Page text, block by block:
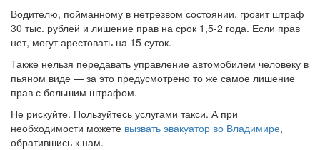
Водителю, пойманному в нетрезвом состоянии, грозит штраф
30 тыс. рублей и лишение прав на срок 1,5-2 года. Если прав
нет, могут арестовать на 15 суток.
Также нельзя передавать управление автомобилем человеку в
пьяном виде — за это предусмотрено то же самое лишение
прав с большим штрафом.
Не рискуйте. Пользуйтесь услугами такси. А при
необходимости можете вызвать эвакуатор во Владимире,
обратившись к нам.